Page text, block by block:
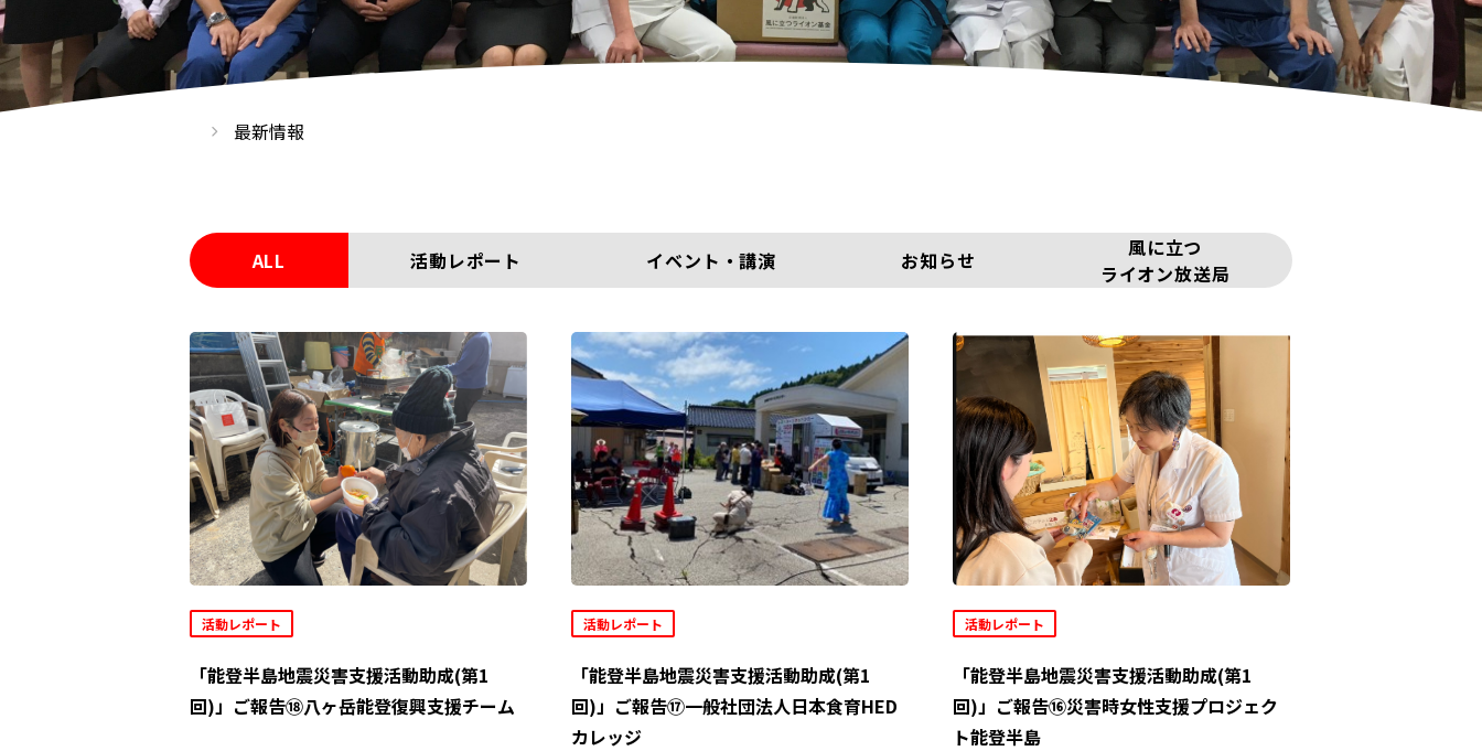
最新情報
ALL 活動レポート イベント・講演 お知らせ
風に立つ
ライオン放送局
活動レポート
「能登半島地震災害支援活動助成(第1
回)」ご報告⑱八ヶ岳能登復興支援チーム
活動レポート
「能登半島地震災害支援活動助成(第1
回)」ご報告⑰一般社団法人日本食育HED
カレッジ
活動レポート
「能登半島地震災害支援活動助成(第1
回)」ご報告⑯災害時女性支援プロジェク
ト能登半島